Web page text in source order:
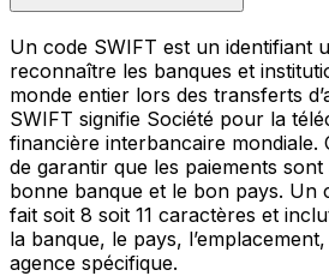
Un code SWIFT est un identifiant
reconnaître les banques et
monde entier lors des transferts
SWIFT signifie Société pour la
financière interbancaire mondiale.
de garantir que les paiements
bonne banque et le bon pays. Un
fait soit 8 soit 11 caractères et
la banque, le pays,
agence spécifique.